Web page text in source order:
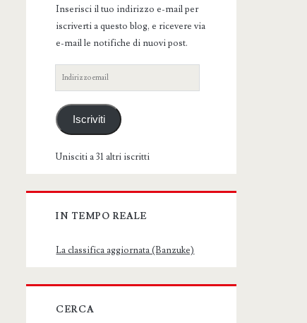
Inserisci il tuo indirizzo e-mail per
iscriverti a questo blog, e ricevere via
e-mail le notifiche di nuovi post.
Indirizzo
email
Iscriviti
Unisciti a 31 altri iscritti
IN TEMPO REALE
La classifica aggiornata (Banzuke)
CERCA